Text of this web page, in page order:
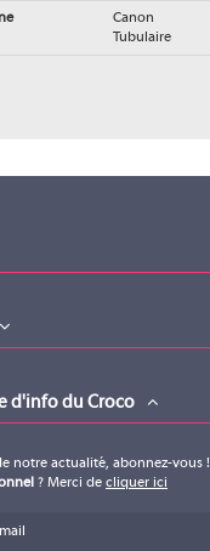
Canon
Tubulaire
d'info du Croco
notre actualité, abonnez-vous !
? Merci de cliquer ici